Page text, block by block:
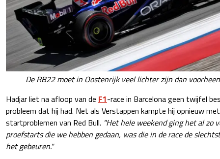
De RB22 moet in Oostenrijk veel lichter zijn dan
Hadjar liet na afloop van de F1-race in Barcelona geen twijfel
probleem dat hij had. Net als Verstappen kampte hij opnieuw
startproblemen van Red Bull. "Het hele weekend ging het al zo
proefstarts die we hebben gedaan, was die in de race de
het gebeuren."